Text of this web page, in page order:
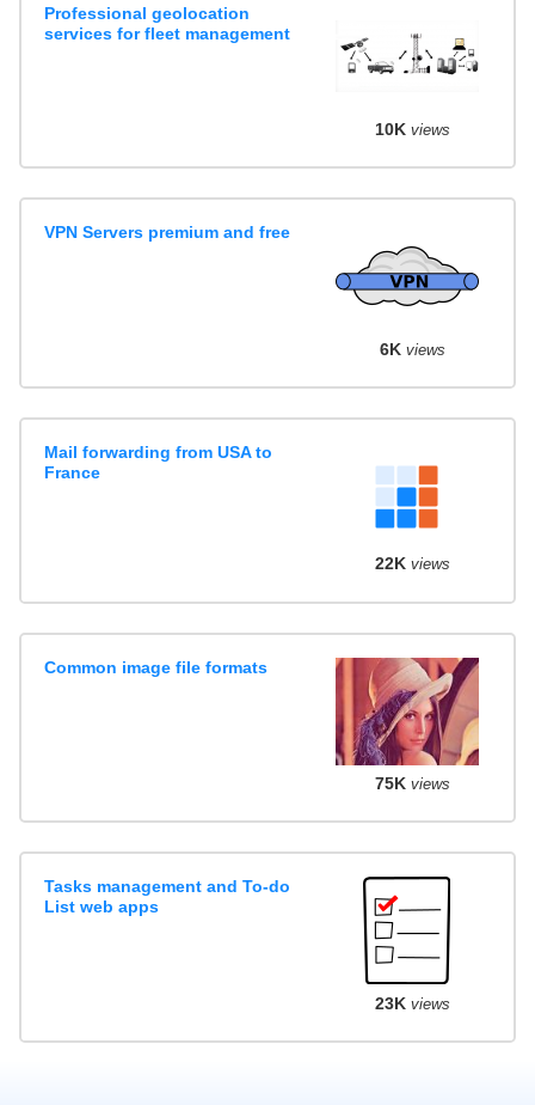
Professional geolocation
services for fleet management
10K views
VPN Servers premium and free
6K views
Mail forwarding from USA to
France
22K views
Common image file formats
75K views
Tasks management and To-do
List web apps
23K views